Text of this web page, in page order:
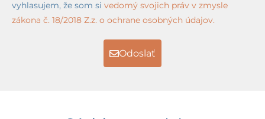
vyhlasujem, že som si vedomý svojich práv v zmysle
zákona č. 18/2018 Z.z. o ochrane osobných údajov.
Odoslať